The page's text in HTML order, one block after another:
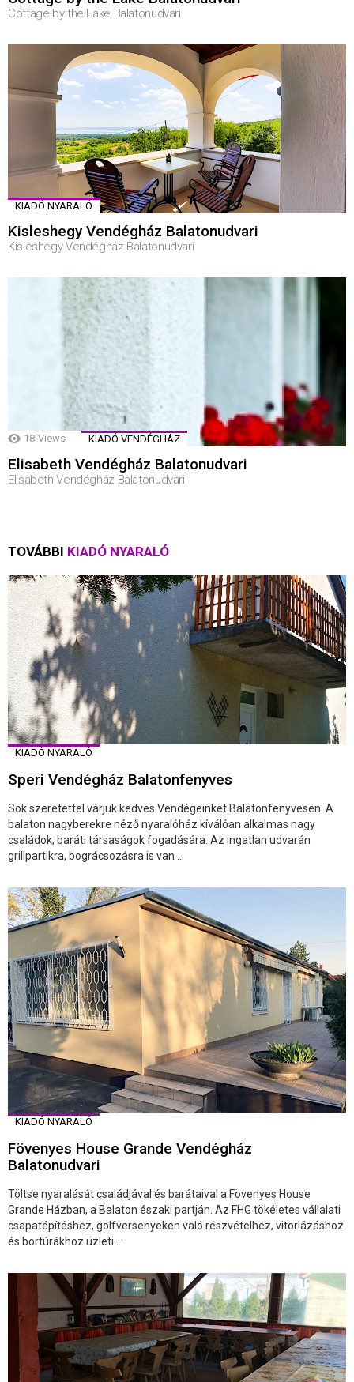
Cottage by the Lake Balatonudvari
KIADÓ NYARALÓ
Kisleshegy Vendégház Balatonudvari
Kisleshegy Vendégház Balatonudvari
18 Views KIADÓ VENDÉGHÁZ
Elisabeth Vendégház Balatonudvari
Elisabeth Vendégház Balatonudvari
TOVÁBBI KIADÓ NYARALÓ
KIADÓ NYARALÓ
Speri Vendégház Balatonfenyves
Sok szeretettel várjuk kedves Vendégeinket Balatonfenyvesen. A
balaton nagyberekre néző nyaralóház kíválóan alkalmas nagy
családok, baráti társaságok fogadására. Az ingatlan udvarán
grillpartikra, bográcsozásra is van ...
KIADÓ NYARALÓ
Fövenyes House Grande Vendégház
Balatonudvari
Töltse nyaralását családjával és barátaival a Fövenyes House
Grande Házban, a Balaton északi partján. Az FHG tökéletes vállalati
csapatépítéshez, golfversenyeken való részvételhez, vitorlázáshoz
és bortúrákhoz üzleti ...